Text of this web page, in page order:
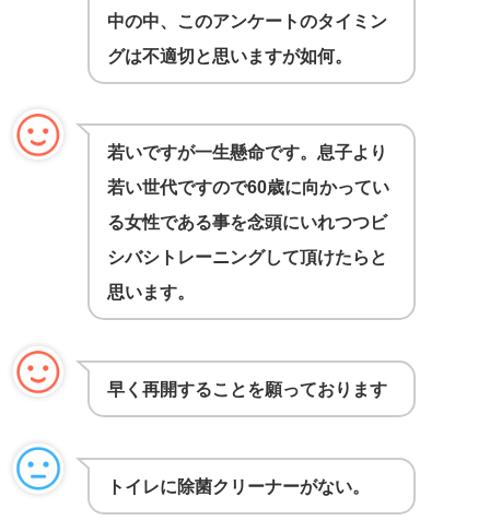
中の中、このアンケートのタイミン
グは不適切と思いますが如何。
若いですが一生懸命です。息子より
若い世代ですので60歳に向かってい
る女性である事を念頭にいれつつビ
シバシトレーニングして頂けたらと
思います。
早く再開することを願っております
トイレに除菌クリーナーがない。